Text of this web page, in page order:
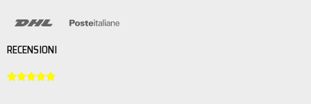
RECENSIONI
